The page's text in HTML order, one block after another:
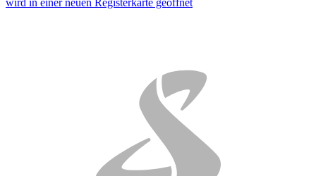
wird in einer neuen Registerkarte geöffnet